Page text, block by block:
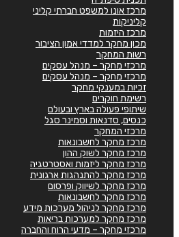
מרכז אונו למשפט חברתי קליני
קליניקות
מרכז היזמות
מכון מחקר למדדי אמון הציבור
רשות המחקר
מרכזי מחקר – מנהל עסקים
מרכזי מחקר – מנהל עסקים
זכיות במענקי מחקר
רשימת חוקרים
שיתופי פעולה בארץ ובעולם
כנסים, סדנאות וסמינר סגל
מרכזי המחקר
מרכז מחקר לחשבונאות
מרכז מחקר לשוק ההון
מרכז מחקר ליזמות ואסטרטגיה
מרכז מחקר להתנהגות ארגונית
מרכז מחקר לשיווק ופרסום
מרכז מחקר לחשבונאות
מרכז מחקר לניהול מערכות מידע
מרכז מחקר למערכות בריאות
מרכזי מחקר – מדעי הרוח והחברה